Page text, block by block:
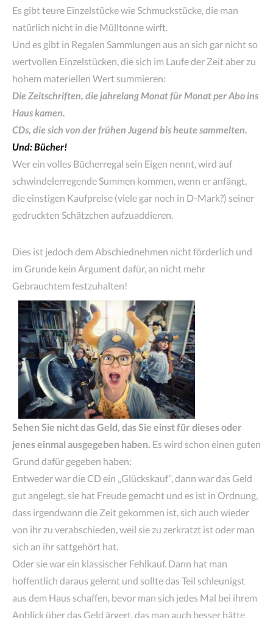
Es gibt teure Einzelstücke wie Schmuckstücke, die man
natürlich nicht in die Mülltonne wirft.
Und es gibt in Regalen Sammlungen aus an sich gar nicht so
wertvollen Einzelstücken, die sich im Laufe der Zeit aber zu
hohem materiellen Wert summieren:
Die Zeitschriften, die jahrelang Monat für Monat per Abo ins
Haus kamen.
CDs, die sich von der frühen Jugend bis heute sammelten.
Und: Bücher!
Wer ein volles Bücherregal sein Eigen nennt, wird auf
schwindelerregende Summen kommen, wenn er anfängt,
die einstigen Kaufpreise (viele gar noch in D-Mark?) seiner
gedruckten Schätzchen aufzuaddieren.
Dies ist jedoch dem Abschiednehmen nicht förderlich und
im Grunde kein Argument dafür, an nicht mehr
Gebrauchtem festzuhalten!
Sehen Sie nicht das Geld, das Sie einst für dieses oder
jenes einmal ausgegeben haben. Es wird schon einen guten
Grund dafür gegeben haben:
Entweder war die CD ein „Glückskauf“, dann war das Geld
gut angelegt, sie hat Freude gemacht und es ist in Ordnung,
dass irgendwann die Zeit gekommen ist, sich auch wieder
von ihr zu verabschieden, weil sie zu zerkratzt ist oder man
sich an ihr sattgehört hat.
Oder sie war ein klassischer Fehlkauf. Dann hat man
hoffentlich daraus gelernt und sollte das Teil schleunigst
aus dem Haus schaffen, bevor man sich jedes Mal bei ihrem
Anblick über das Geld ärgert, das man auch besser hätte